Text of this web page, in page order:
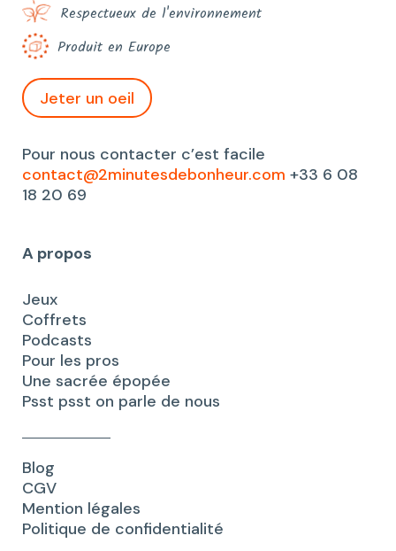
Respectueux de l'environnement
Produit en Europe
Jeter un oeil
Pour nous contacter c’est facile
contact@2minutesdebonheur.com +33 6 08
18 20 69
A propos
Jeux
Coffrets
Podcasts
Pour les pros
Une sacrée épopée
Psst psst on parle de nous
Blog
CGV
Mention légales
Politique de confidentialité